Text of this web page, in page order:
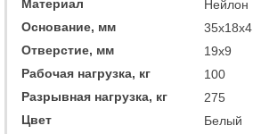
Материал
Нейлон
Основание, мм
35x18x4
Отверстие, мм
19x9
Рабочая нагрузка, кг
100
Разрывная нагрузка, кг
275
Цвет
Белый